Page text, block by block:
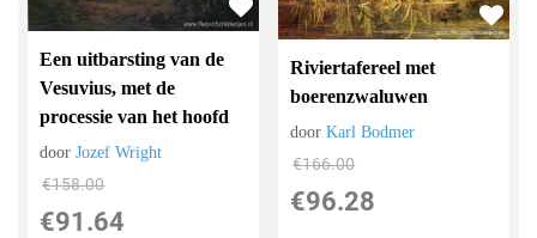
Een uitbarsting van de
Vesuvius, met de
processie van het hoofd
doorJozef Wright
€158.00
€91.64
Riviertafereel met
boerenzwaluwen
doorKarl Bodmer
€166.00
€96.28